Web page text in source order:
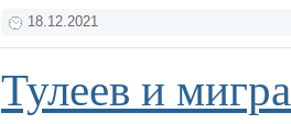
18.12.2021
Тулеев и